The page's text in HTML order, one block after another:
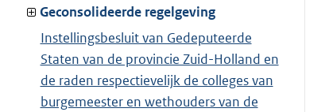
van:
Geconsolideerde regelgeving
Instellingsbesluit van Gedeputeerde
Staten van de provincie Zuid-Holland en
de raden respectievelijk de colleges van
burgemeester en wethouders van de